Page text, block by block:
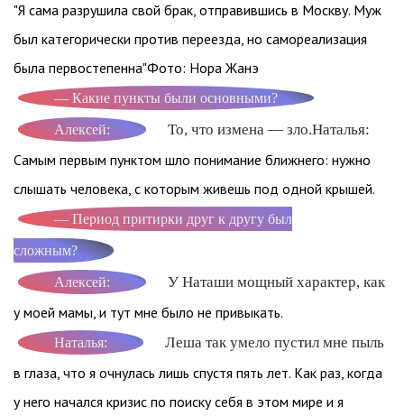
"Я сама разрушила свой брак, отправившись в Москву. Муж
был категорически против переезда, но самореализация
была первостепенна"Фото: Нора Жанэ
— Какие пункты были основными?
Алексей: То, что измена — зло.Наталья:
Самым первым пунктом шло понимание ближнего: нужно
слышать человека, с которым живешь под одной крышей.
— Период притирки друг к другу был
сложным?
Алексей: У Наташи мощный характер, как
у моей мамы, и тут мне было не привыкать.
Наталья: Леша так умело пустил мне пыль
в глаза, что я очнулась лишь спустя пять лет. Как раз, когда
у него начался кризис по поиску себя в этом мире и я